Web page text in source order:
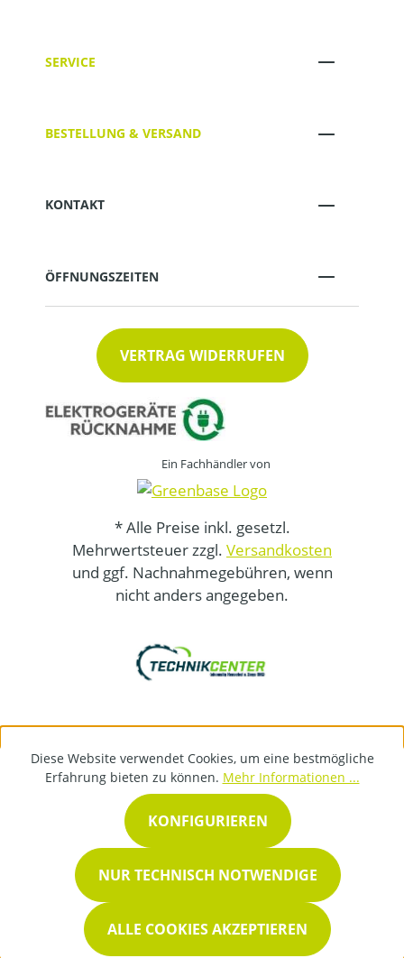
SERVICE
BESTELLUNG & VERSAND
KONTAKT
ÖFFNUNGSZEITEN
VERTRAG WIDERRUFEN
Ein Fachhändler von
* Alle Preise inkl. gesetzl.
Mehrwertsteuer zzgl. Versandkosten
und ggf. Nachnahmegebühren, wenn
nicht anders angegeben.
Diese Website verwendet Cookies, um eine bestmögliche
Erfahrung bieten zu können. Mehr Informationen ...
NUR TECHNISCH NOTWENDIGE
KONFIGURIEREN
ALLE COOKIES AKZEPTIEREN